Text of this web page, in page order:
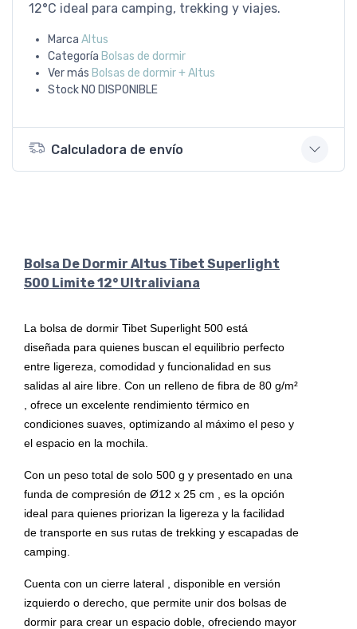
12°C ideal para camping, trekking y viajes.
Marca Altus
Categoría Bolsas de dormir
Ver más Bolsas de dormir + Altus
Stock NO DISPONIBLE
Calculadora de envío
Bolsa De Dormir Altus Tibet Superlight
500 Limite 12° Ultraliviana
La bolsa de dormir Tibet Superlight 500 está
diseñada para quienes buscan el equilibrio perfecto
entre ligereza, comodidad y funcionalidad en sus
salidas al aire libre. Con un relleno de fibra de 80 g/m²
, ofrece un excelente rendimiento térmico en
condiciones suaves, optimizando al máximo el peso y
el espacio en la mochila.
Con un peso total de solo 500 g y presentado en una
funda de compresión de Ø12 x 25 cm , es la opción
ideal para quienes priorizan la ligereza y la facilidad
de transporte en sus rutas de trekking y escapadas de
camping.
Cuenta con un cierre lateral , disponible en versión
izquierdo o derecho, que permite unir dos bolsas de
dormir para crear un espacio doble, ofreciendo mayor